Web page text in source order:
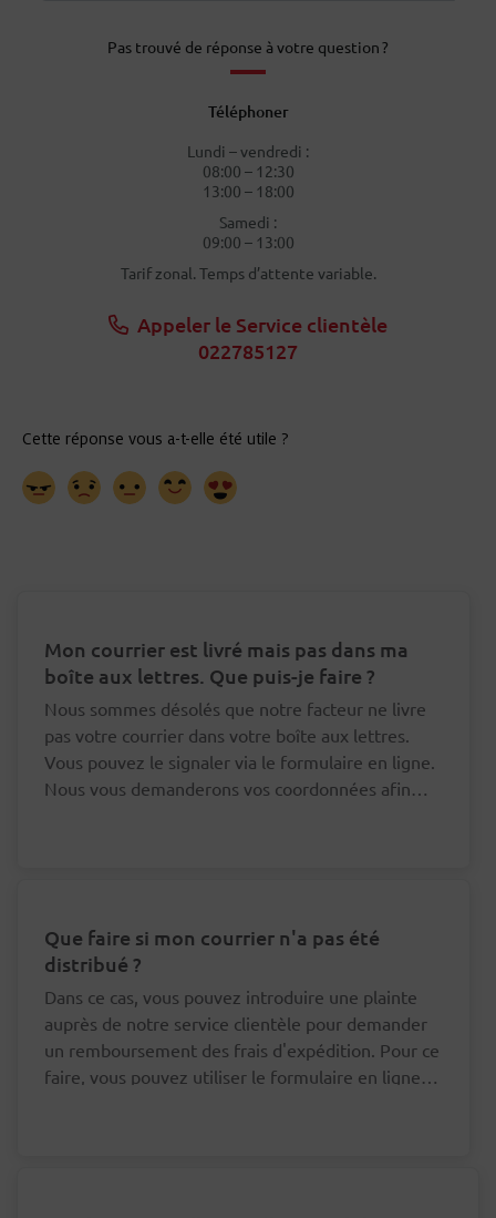
Pas trouvé de réponse à votre question ?
Téléphoner
Lundi – vendredi :
08:00 – 12:30
13:00 – 18:00
Samedi :
09:00 – 13:00
Tarif zonal. Temps d’attente variable.
Appeler le Service clientèle
022785127
Mon courrier est livré mais pas dans ma
boîte aux lettres. Que puis-je faire ?
Nous sommes désolés que notre facteur ne livre
pas votre courrier dans votre boîte aux lettres.
Vous pouvez le signaler via le formulaire en ligne.
Nous vous demanderons vos coordonnées afin
Que faire si mon courrier n'a pas été
distribué ?
Dans ce cas, vous pouvez introduire une plainte
auprès de notre service clientèle pour demander
un remboursement des frais d'expédition. Pour ce
faire, vous pouvez utiliser le formulaire en ligne